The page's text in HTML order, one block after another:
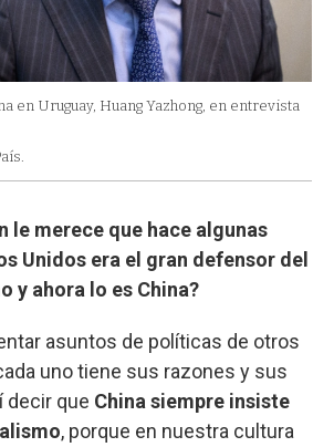
en Uruguay, Huang Yazhong, en entrevista
le merece que hace algunas
Unidos era el gran defensor del
y ahora lo es China?
asuntos de políticas de otros
uno tiene sus razones y sus
decir que China siempre insiste
, porque en nuestra cultura